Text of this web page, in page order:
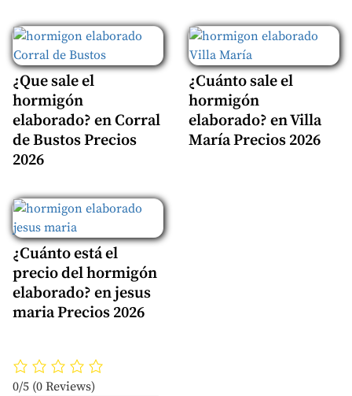
¿Que sale el
hormigón
elaborado? en Corral
de Bustos Precios
2026
¿Cuánto sale el
hormigón
elaborado? en Villa
María Precios 2026
¿Cuánto está el
precio del hormigón
elaborado? en jesus
maria Precios 2026
0/5 (0 Reviews)